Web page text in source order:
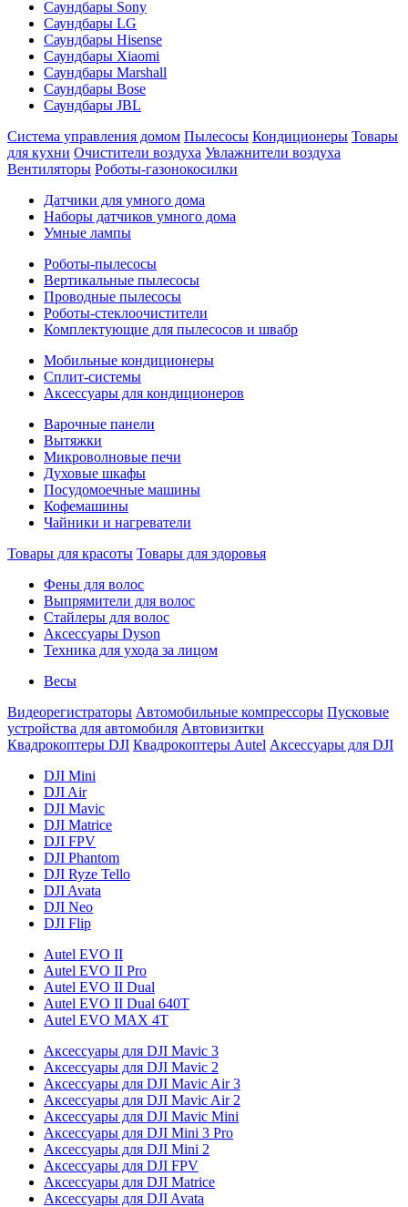
Саундбары Sony
Саундбары LG
Саундбары Hisense
Саундбары Xiaomi
Саундбары Marshall
Саундбары Bose
Саундбары JBL
Система управления домом Пылесосы Кондиционеры Товары
для кухни Очистители воздуха Увлажнители воздуха
Вентиляторы Роботы-газонокосилки
Датчики для умного дома
Наборы датчиков умного дома
Умные лампы
Роботы-пылесосы
Вертикальные пылесосы
Проводные пылесосы
Роботы-стеклоочистители
Комплектующие для пылесосов и швабр
Мобильные кондиционеры
Сплит-системы
Аксессуары для кондиционеров
Варочные панели
Вытяжки
Микроволновые печи
Духовые шкафы
Посудомоечные машины
Кофемашины
Чайники и нагреватели
Товары для красоты Товары для здоровья
Фены для волос
Выпрямители для волос
Стайлеры для волос
Аксессуары Dyson
Техника для ухода за лицом
Весы
Видеорегистраторы Автомобильные компрессоры Пусковые
устройства для автомобиля Автовизитки
Квадрокоптеры DJI Квадрокоптеры Autel Аксессуары для DJI
DJI Mini
DJI Air
DJI Mavic
DJI Matrice
DJI FPV
DJI Phantom
DJI Ryze Tello
DJI Avata
DJI Neo
DJI Flip
Autel EVO II
Autel EVO II Pro
Autel EVO II Dual
Autel EVO II Dual 640T
Autel EVO MAX 4T
Аксессуары для DJI Mavic 3
Аксессуары для DJI Mavic 2
Аксессуары для DJI Mavic Air 3
Аксессуары для DJI Mavic Air 2
Аксессуары для DJI Mavic Mini
Аксессуары для DJI Mini 3 Pro
Аксессуары для DJI Mini 2
Аксессуары для DJI FPV
Аксессуары для DJI Matrice
Аксессуары для DJI Avata